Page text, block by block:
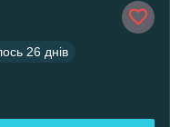
26 днів